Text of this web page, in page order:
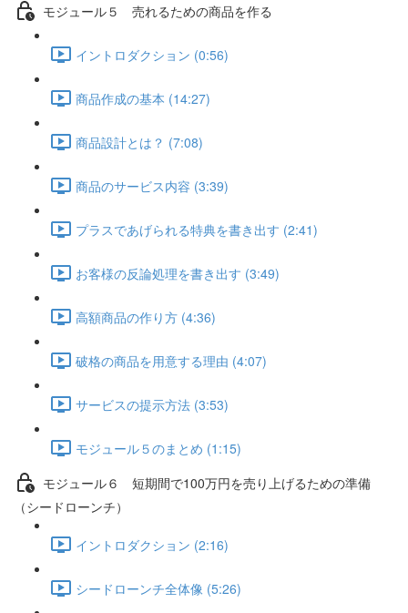
モジュール５ 売れるための商品を作る
イントロダクション (0:56)
商品作成の基本 (14:27)
商品設計とは？ (7:08)
商品のサービス内容 (3:39)
プラスであげられる特典を書き出す (2:41)
お客様の反論処理を書き出す (3:49)
高額商品の作り方 (4:36)
破格の商品を用意する理由 (4:07)
サービスの提示方法 (3:53)
モジュール５のまとめ (1:15)
モジュール６ 短期間で100万円を売り上げるための準備
（シードローンチ）
イントロダクション (2:16)
シードローンチ全体像 (5:26)